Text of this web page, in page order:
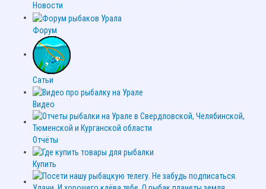
Новости
Форум
Сатьи
Видео
Отчёты
Купить